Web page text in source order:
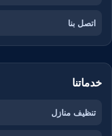
اتصل بنا
خدماتنا
تنظيف منازل